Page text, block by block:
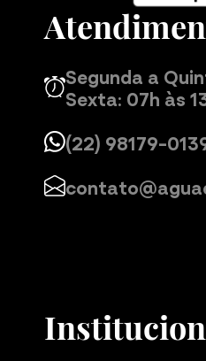
Segunda a
Sexta: 07h às
(22) 98179-